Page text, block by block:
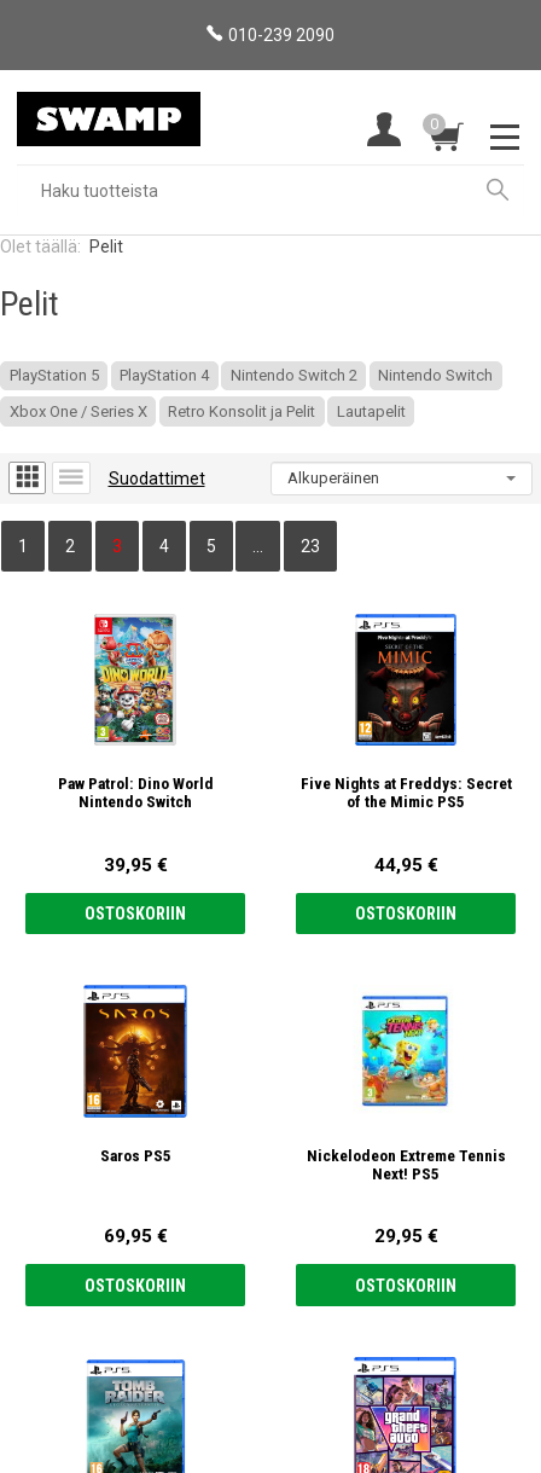
010-239 2090
0
Pelit
Pelit
PlayStation 5 PlayStation 4 Nintendo Switch 2
Nintendo Switch
Xbox One / Series X
Retro Konsolit ja Pelit Lautapelit
Suodattimet
1 2 3 4 5 23
Paw Patrol: Dino World
Nintendo Switch
39,95 €
OSTOSKORIIN
Five Nights at Freddys: Secret
of the Mimic PS5
44,95 €
OSTOSKORIIN
Saros PS5
69,95 €
OSTOSKORIIN
Nickelodeon Extreme Tennis
Next! PS5
29,95 €
OSTOSKORIIN